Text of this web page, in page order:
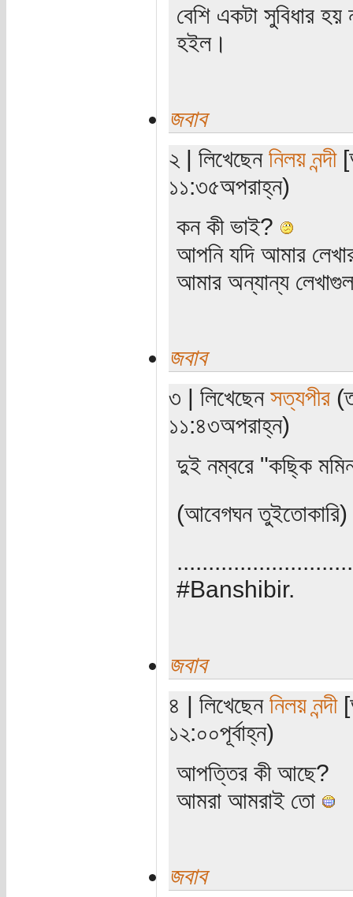
বেশি একটা সুবিধার
হইল।
জবাব
২ | লিখেছেন নিলয় নন্দী
১১:৩৫অপরাহ্ন)
কন কী ভাই?
আপনি যদি আমার
আমার অন্যান্য
জবাব
৩ | লিখেছেন সত্যপীর
১১:৪৩অপরাহ্ন)
দুই নম্বরে "কছ্কি
(আবেগঘন তুইতোকারি)
#Banshibir.
জবাব
৪ | লিখেছেন নিলয় নন্দী
১২:০০পূর্বাহ্ন)
আপত্তির কী আছে?
আমরা আমরাই তো
জবাব